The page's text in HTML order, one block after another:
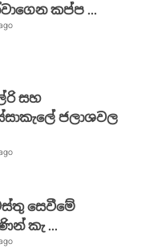
කප්ප ...
සහ
ජලාශවල
සෙවීමේ
කැ...